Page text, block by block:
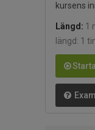
kursens
Längd: 1
längd: 1